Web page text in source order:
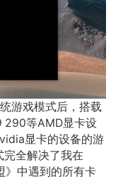
游戏模式后，搭载
290等AMD显卡设
显卡的设备的游
完全解决了我在
》中遇到的所有卡